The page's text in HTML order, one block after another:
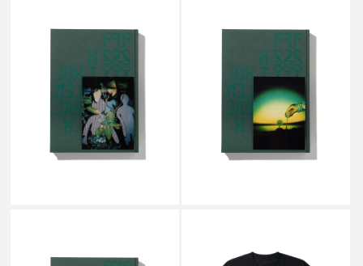
P.A.M. / PERKS AND MINI
PSYLYF BOOK A
￥14,300
P.A.M. / PERKS AND MINI
PSYLYF BOOK B